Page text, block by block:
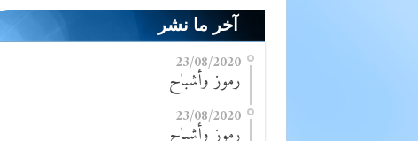
آخر ما نشر
23/08/2020
رموز وأشباح
23/08/2020